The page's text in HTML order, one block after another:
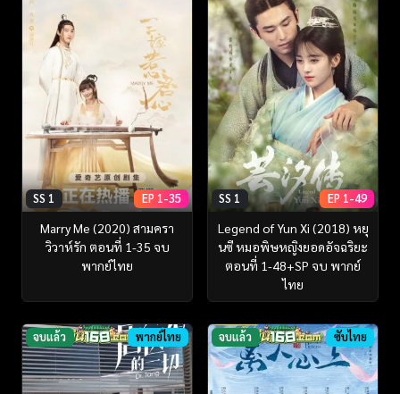
SS 1 EP 1-35
Marry Me (2020) สามครา
วิวาห์รัก ตอนที่ 1-35 จบ
พากย์ไทย
SS 1 EP 1-49
Legend of Yun Xi (2018) หยุ
นซี หมอพิษหญิงยอดอัจฉริยะ
ตอนที่ 1-48+SP จบ พากย์
ไทย
จบแล้ว พากย์ไทย จบแล้ว ซับไทย